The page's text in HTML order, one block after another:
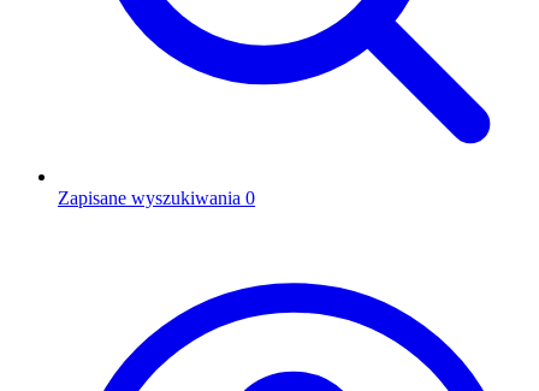
Zapisane wyszukiwania 0